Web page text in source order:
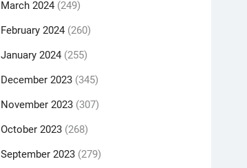
March 2024 (249)
February 2024 (260)
January 2024 (255)
December 2023 (345)
November 2023 (307)
October 2023 (268)
September 2023 (279)